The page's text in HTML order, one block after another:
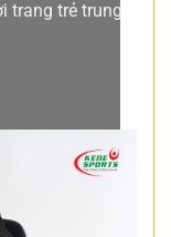
trang trẻ trung